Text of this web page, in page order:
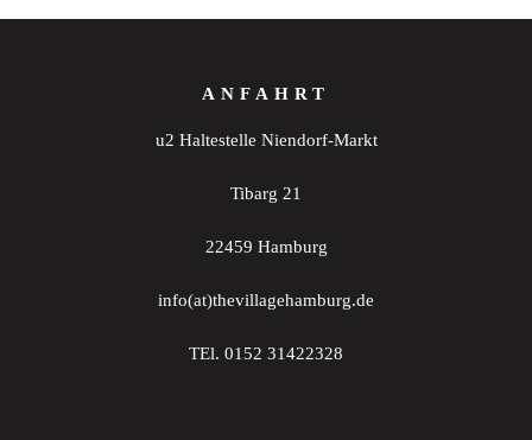
ANFAHRT
u2 Haltestelle Niendorf-Markt
Tibarg 21
22459 Hamburg
info(at)thevillagehamburg.de
TEl. 0152 31422328